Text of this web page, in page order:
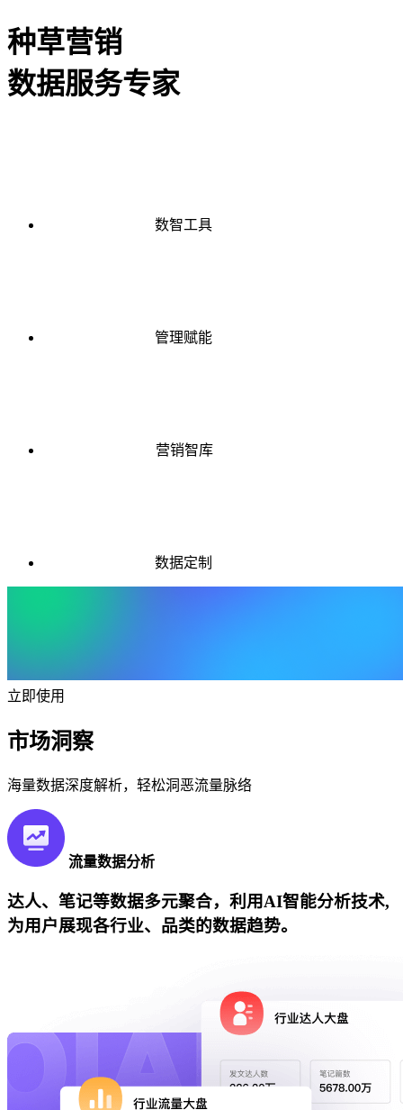
种草营销
数据服务专家
数智工具
管理赋能
营销智库
数据定制
立即使用
市场洞察
海量数据深度解析，轻松洞恶流量脉络
流量数据分析
达人、笔记等数据多元聚合，利用AI智能分析技术,
为用户展现各行业、品类的数据趋势。